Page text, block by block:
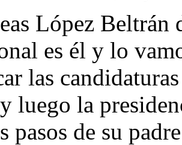
López Beltrán
es él y lo
las
la
pasos de su